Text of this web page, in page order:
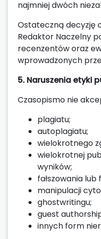
najmniej dwóch
Ostateczną decyzję
Redaktor Naczelny
recenzentów oraz
wprowadzonych
5. Naruszenia etyki
Czasopismo nie
plagiatu;
autoplagiatu;
wielokrotnego
wielokrotnej
wyników;
fałszowania
manipulacji
ghostwritingu;
guest
innych form